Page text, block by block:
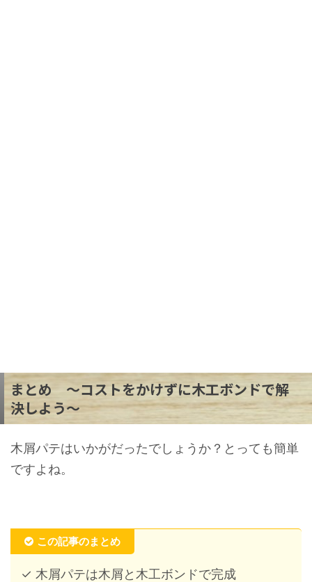
まとめ ～コストをかけずに木工ボンドで解
決しよう～
木屑パテはいかがだったでしょうか？とっても簡単
ですよね。
この記事のまとめ
✓ 木屑パテは木屑と木工ボンドで完成